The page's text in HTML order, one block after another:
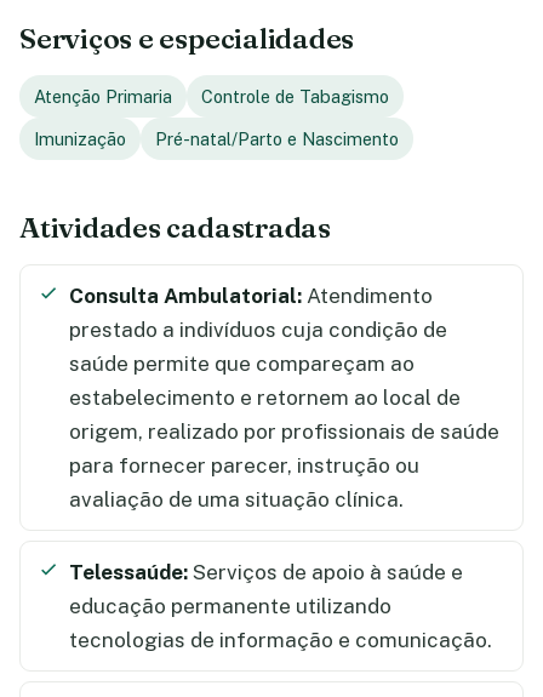
Serviços e especialidades
Atenção Primaria Controle de Tabagismo
Imunização Pré-natal/Parto e Nascimento
Atividades cadastradas
Consulta Ambulatorial: Atendimento
prestado a indivíduos cuja condição de
saúde permite que compareçam ao
estabelecimento e retornem ao local de
origem, realizado por profissionais de saúde
para fornecer parecer, instrução ou
avaliação de uma situação clínica.
Telessaúde: Serviços de apoio à saúde e
educação permanente utilizando
tecnologias de informação e comunicação.